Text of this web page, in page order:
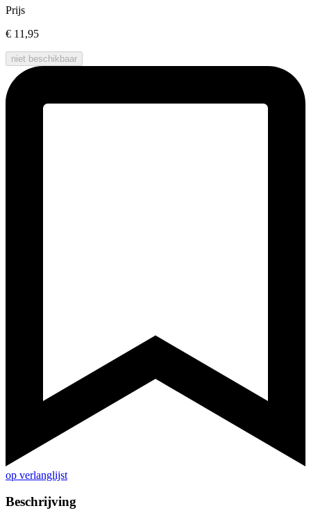
Prijs
€ 11,95
niet beschikbaar
op verlanglijst
Beschrijving